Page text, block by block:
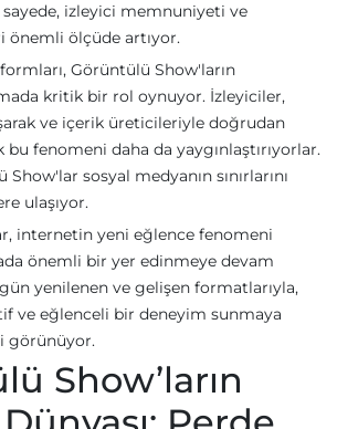
sayede, izleyici memnuniyeti ve
önemli ölçüde artıyor.
Görüntülü Show'ların
kritik bir rol oynuyor. İzleyiciler,
ve içerik üreticileriyle doğrudan
fenomeni daha da yaygınlaştırıyorlar.
sosyal medyanın sınırlarını
ulaşıyor.
internetin yeni eğlence fenomeni
önemli bir yer edinmeye devam
yenilenen ve gelişen formatlarıyla,
ve eğlenceli bir deneyim sunmaya
görünüyor.
Show’ların